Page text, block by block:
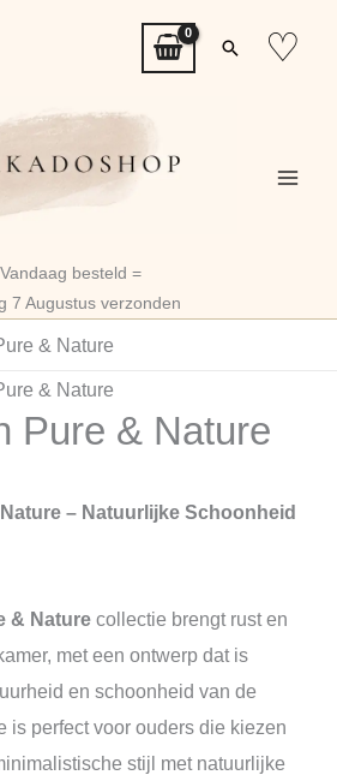
Zoeken
♡
Vandaag besteld =
7 Augustus verzonden
& Nature
& Nature
Pure & Nature
– Natuurlijke Schoonheid
& Nature collectie brengt rust en
met een ontwerp dat is
en schoonheid van de
is perfect voor ouders die kiezen
stijl met natuurlijke
Gesorteerd
op